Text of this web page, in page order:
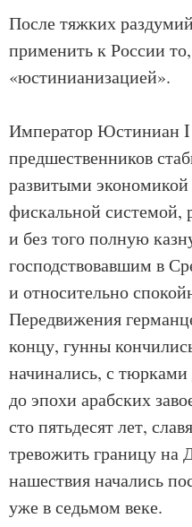
После тяжких
применить к России
«юстинианизацией».
Император Юстиниан I
предшественников
развитыми
фискальной системой,
и без того полную
господствовавшим в
и относительно
Передвижения
концу, гунны
начинались, с
до эпохи арабских
сто пятьдесят лет,
тревожить границу на
нашествия начались
уже в седьмом веке.